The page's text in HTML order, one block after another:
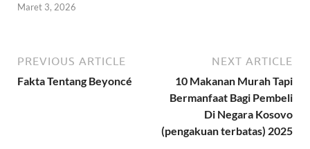
Maret 3, 2026
PREVIOUS ARTICLE
Fakta Tentang Beyoncé
NEXT ARTICLE
10 Makanan Murah Tapi
Bermanfaat Bagi Pembeli
Di Negara Kosovo
(pengakuan terbatas) 2025